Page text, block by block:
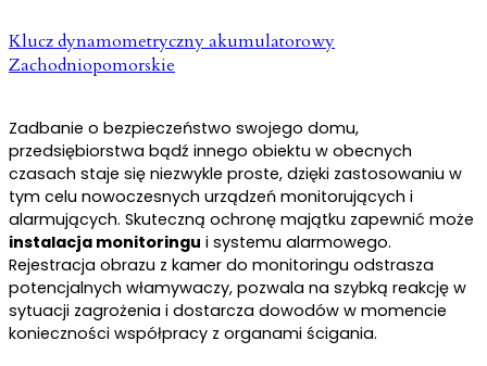
Klucz dynamometryczny akumulatorowy
Zachodniopomorskie
Zadbanie o bezpieczeństwo swojego domu,
przedsiębiorstwa bądź innego obiektu w obecnych
czasach staje się niezwykle proste, dzięki zastosowaniu w
tym celu nowoczesnych urządzeń monitorujących i
alarmujących. Skuteczną ochronę majątku zapewnić może
instalacja monitoringu i systemu alarmowego.
Rejestracja obrazu z kamer do monitoringu odstrasza
potencjalnych włamywaczy, pozwala na szybką reakcję w
sytuacji zagrożenia i dostarcza dowodów w momencie
konieczności współpracy z organami ścigania.